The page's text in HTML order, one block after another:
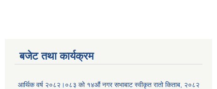
बजेट तथा कार्यक्रम
आर्थिक वर्ष २०८२।०८३ को १४औं नगर सभाबाट स्वीकृत रातो किताब, २०८२